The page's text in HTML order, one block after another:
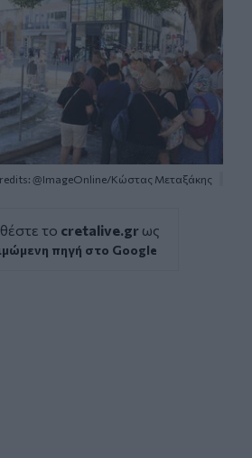
@ImageOnline/Κώστας Μεταξάκης
το cretalive.gr ως
πηγή στο Google